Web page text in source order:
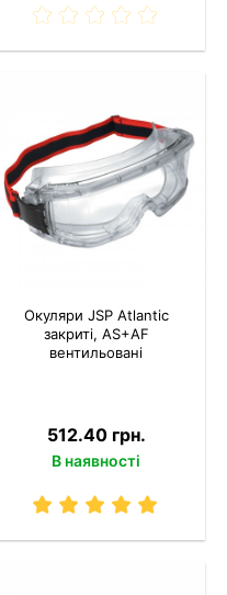
Окуляри JSP Atlantic
закриті, AS+AF
вентильовані
512.40 грн.
В наявності